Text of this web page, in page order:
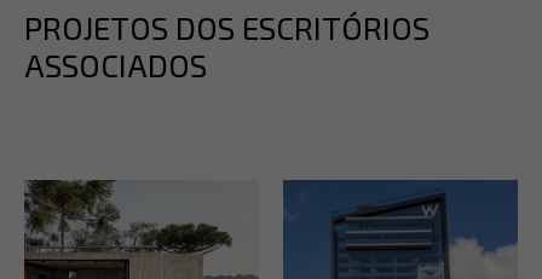
PROJETOS DOS ESCRITÓRIOS
ASSOCIADOS